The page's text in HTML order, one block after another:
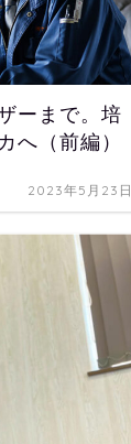
ーまで。培
へ（前編）
2023年5月23日